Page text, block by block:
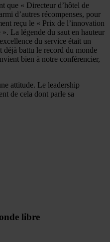
que « Directeur d’hôtel de
d’autres récompenses, pour
reçu le « Prix de l’innovation
La légende du saut en hauteur
du service était un
déjà battu le record du monde
bien à notre conférencier,
attitude. Le leadership
de cela dont parle sa
libre